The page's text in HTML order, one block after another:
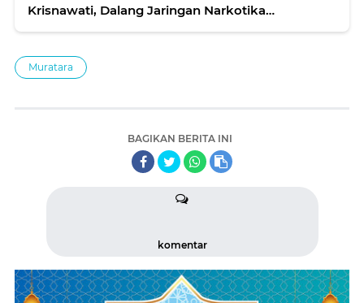
Krisnawati, Dalang Jaringan Narkotika
Muratara
BAGIKAN BERITA INI
komentar